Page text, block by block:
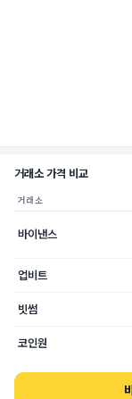
거래소 가격 비교
거래소
바이낸스
업비트
빗썸
코인원